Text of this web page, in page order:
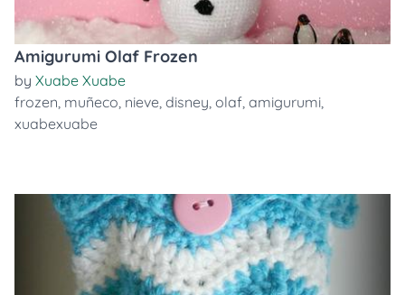
Amigurumi Olaf Frozen
by Xuabe Xuabe
frozen, muñeco, nieve, disney, olaf, amigurumi,
xuabexuabe